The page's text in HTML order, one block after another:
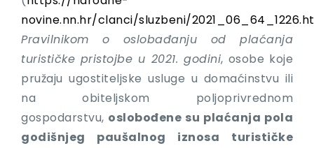
novine.nn.hr/clanci/sluzbeni/
Pravilnikom o oslobađanju od plaćanja
turističke pristojbe u 2021. godini, osobe koje
pružaju ugostiteljske usluge u domaćinstvu ili
na obiteljskom poljoprivrednom
gospodarstvu, oslobođene su plaćanja pola
godišnjeg paušalnog iznosa turističke